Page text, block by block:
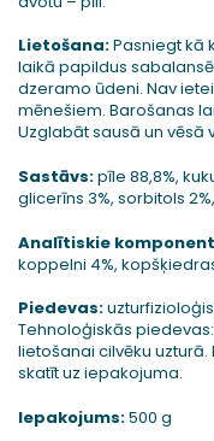
Lietošana:Pasniegt kā
laikā papildus
dzeramo ūdeni. Nav
mēnešiem. Barošanas
Uzglabāt sausā un vēsā
Sastāvs:pīle 88,8%,
glicerīns 3%, sorbitols
Analītiskie
koppelni 4%,
Piedevas:
Tehnoloģiskās
lietošanai cilvēku
skatīt uz iepakojuma.
Iepakojums:500 g